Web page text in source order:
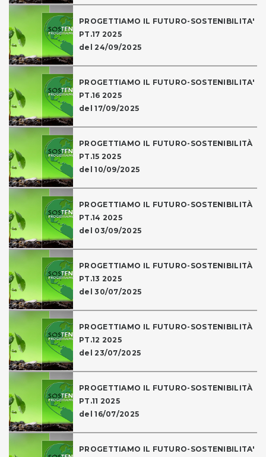
PROGETTIAMO IL FUTURO-SOSTENIBILITA'
PT.17 2025
del 24/09/2025
PROGETTIAMO IL FUTURO-SOSTENIBILITA'
PT.16 2025
del 17/09/2025
PROGETTIAMO IL FUTURO-SOSTENIBILITÀ
PT.15 2025
del 10/09/2025
PROGETTIAMO IL FUTURO-SOSTENIBILITÀ
PT.14 2025
del 03/09/2025
PROGETTIAMO IL FUTURO-SOSTENIBILITÀ
PT.13 2025
del 30/07/2025
PROGETTIAMO IL FUTURO-SOSTENIBILITÀ
PT.12 2025
del 23/07/2025
PROGETTIAMO IL FUTURO-SOSTENIBILITÀ
PT.11 2025
del 16/07/2025
PROGETTIAMO IL FUTURO-SOSTENIBILITA'